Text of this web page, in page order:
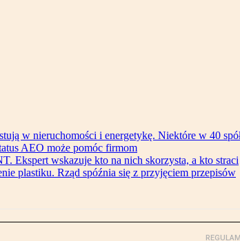
w nieruchomości i energetykę. Niektóre w 40
AEO może pomóc firmom
Ekspert wskazuje kto na nich skorzysta, a kto straci
plastiku. Rząd spóźnia się z przyjęciem przepisów